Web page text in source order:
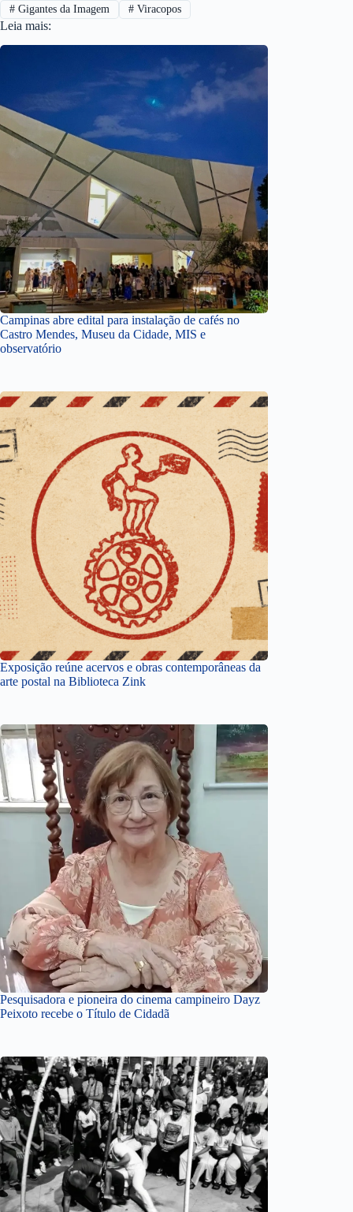
#Gigantes da Imagem #Viracopos
Leia mais:
Campinas abre edital para instalação de cafés no
Castro Mendes, Museu da Cidade, MIS e
observatório
Exposição reúne acervos e obras contemporâneas da
arte postal na Biblioteca Zink
Pesquisadora e pioneira do cinema campineiro Dayz
Peixoto recebe o Título de Cidadã